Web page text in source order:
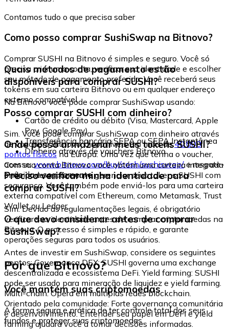
Contamos tudo o que precisa saber
Como posso comprar SushiSwap na Bitnovo?
Comprar SUSHI na Bitnovo é simples e seguro. Você só
precisa criar uma conta, verificar sua identidade e escolher
seu método de pagamento preferido. Você receberá seus
tokens em sua carteira Bitnovo ou em qualquer endereço
externo compatível.
Quais métodos de pagamento estão
disponíveis para comprar SUSHI?
Na Bitnovo você pode comprar SushiSwap usando:
Cartão de crédito ou débito (Visa, Mastercard, Apple
Pay, Google Pay)
Transferência bancária SEPA ou SEPA Instantânea
Dinheiro através de vouchers Bitnovo
Posso comprar SUSHI com dinheiro?
Sim. Você pode comprar SushiSwap com dinheiro através
de vouchers Bitnovo, disponíveis em mais de40.000
pontos físicos na Europa. Uma vez que tenha o voucher,
acesse:www.bitnovo.com/buy/cash/sushiswap/e resgate-
o rápida e seguramente.
Onde posso armazenar meus tokens SUSHI?
Com sua conta Bitnovo você obtém uma carteira integrada
onde pode armazenar e gerenciar seus tokens SUSHI com
segurança. Você também pode enviá-los para uma carteira
externa compatível com Ethereum, como Metamask, Trust
Wallet ou Ledger.
Preciso verificar minha identidade para
comprar SUSHI?
Sim. Devido às regulamentações legais, é obrigatório
verificar sua identidade antes de comprar criptomoedas na
Bitnovo. O processo é simples e rápido, e garante
operações seguras para todos os usuários.
O que devo considerar antes de comprar
SushiSwap?
Antes de investir em SushiSwap, considere os seguintes
pontos: Governança DEX: SUSHI governa uma exchange
descentralizada e ecossistema DeFi. Yield farming: SUSHI
pode ser usado para mineração de liquidez e yield farming.
Multi-chain: Opera em múltiplas redes blockchain.
Orientado pela comunidade: Forte governança comunitária
e desenvolvimento. Entender seu papel em DeFi e yield
farming ajudará você a tomar decisões informadas.
Por que Bitnovo?
Você mantém suas criptomoedas
A forma segura e prática de ter controle total dos seus
fundos e proteger suas criptomoedas.